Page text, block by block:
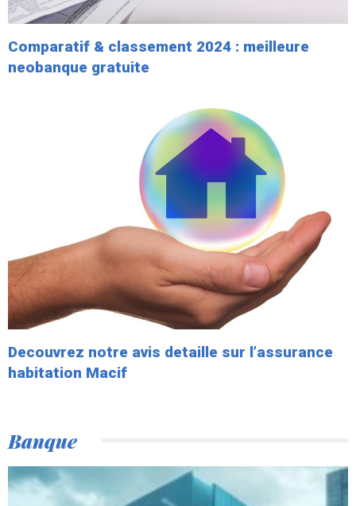
Comparatif & classement 2024 : meilleure
neobanque gratuite
Decouvrez notre avis detaille sur l’assurance
habitation Macif
Banque